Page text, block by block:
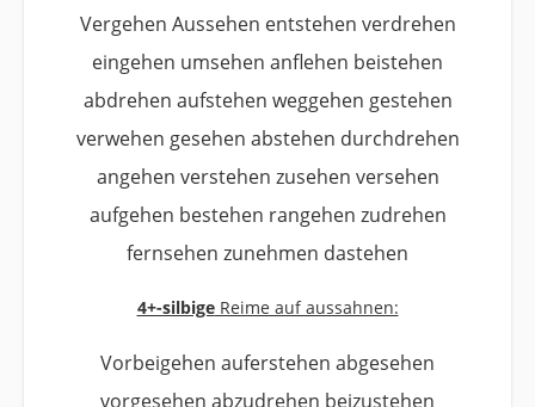
Vergehen Aussehen entstehen verdrehen
eingehen umsehen anflehen beistehen
abdrehen aufstehen weggehen gestehen
verwehen gesehen abstehen durchdrehen
angehen verstehen zusehen versehen
aufgehen bestehen rangehen zudrehen
fernsehen zunehmen dastehen
4+-silbigeReime auf aussahnen:
Vorbeigehen auferstehen abgesehen
vorgesehen abzudrehen beizustehen